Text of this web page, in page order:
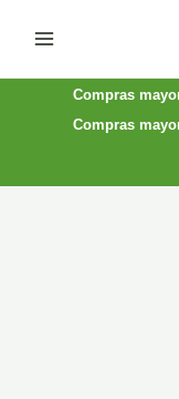
MenuCompras
Compras